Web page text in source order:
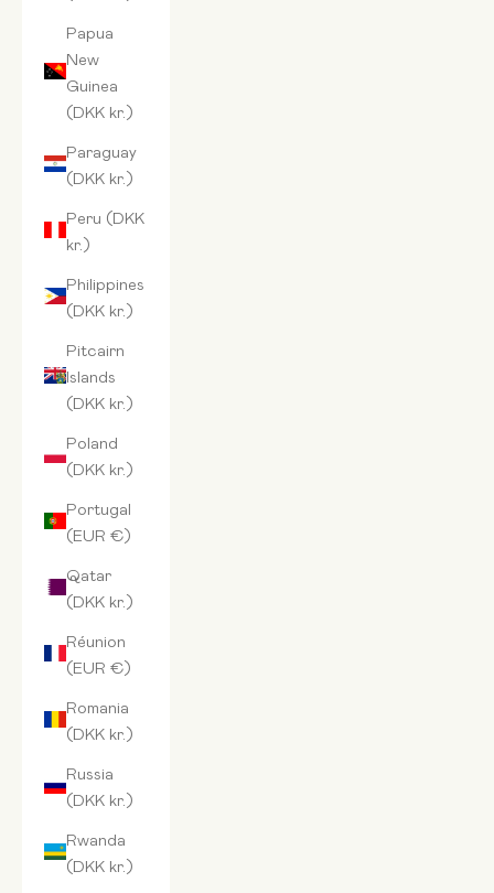
Papua
New
Guinea
(DKK kr.)
Paraguay
(DKK kr.)
Peru (DKK
kr.)
Philippines
(DKK kr.)
Pitcairn
Islands
(DKK kr.)
Poland
(DKK kr.)
Portugal
(EUR €)
Qatar
(DKK kr.)
Réunion
(EUR €)
Romania
(DKK kr.)
Russia
(DKK kr.)
Rwanda
(DKK kr.)